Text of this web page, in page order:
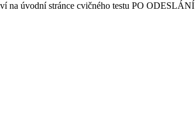
na úvodní stránce cvičného testu PO